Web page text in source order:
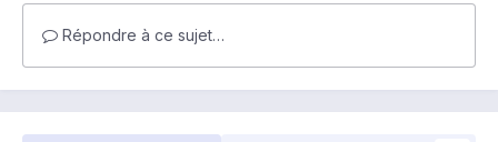
Répondre à ce sujet…